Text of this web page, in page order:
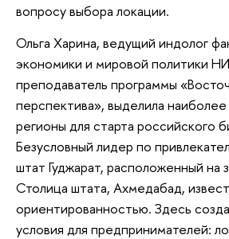
вопросу выбора локации.
Ольга Харина, ведущий индолог
экономики и мировой политики
преподаватель программы
перспектива», выделила
регионы для старта российского
Безусловный лидер по
штат Гуджарат, расположенный на
Столица штата, Ахмедабад,
ориентированностью. Здесь
условия для предпринимателей: